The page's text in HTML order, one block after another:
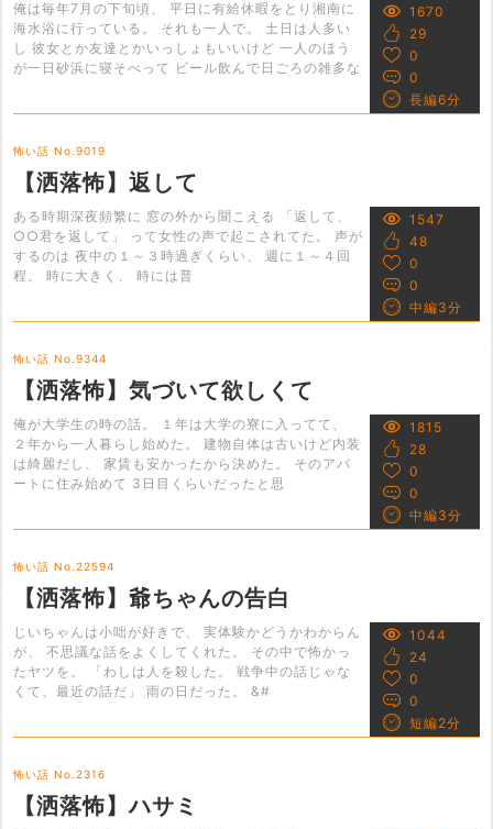
俺は毎年7月の下旬頃、 平日に有給休暇をとり湘南に
海水浴に行っている。 それも一人で。 土日は人多い
し 彼女とか友達とかいっしょもいいけど 一人のほう
が一日砂浜に寝そべって ビール飲んで日ごろの雑多な
1670
29
0
0
長編6分
怖い話 No.9019
【洒落怖】返して
ある時期深夜頻繁に 窓の外から聞こえる 「返して、
○○君を返して」 って女性の声で起こされてた。 声が
するのは 夜中の１～３時過ぎくらい、 週に１～４回
程。 時に大きく、 時には普
1547
48
0
0
中編3分
怖い話 No.9344
【洒落怖】気づいて欲しくて
俺が大学生の時の話。 １年は大学の寮に入ってて、
２年から一人暮らし始めた。 建物自体は古いけど内装
は綺麗だし、 家賃も安かったから決めた。 そのアパ
ートに住み始めて 3日目くらいだったと思
1815
28
0
0
中編3分
怖い話 No.22594
【洒落怖】爺ちゃんの告白
じいちゃんは小咄が好きで、 実体験かどうかわからん
が、 不思議な話をよくしてくれた。 その中で怖かっ
たヤツを。 「わしは人を殺した。 戦争中の話じゃな
くて、最近の話だ」 雨の日だった。 &#
1044
24
0
0
短編2分
怖い話 No.2316
【洒落怖】ハサミ